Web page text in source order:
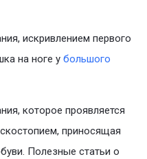
искривлением первого
на ноге у большого
которое проявляется
приносящая
Полезные статьи о